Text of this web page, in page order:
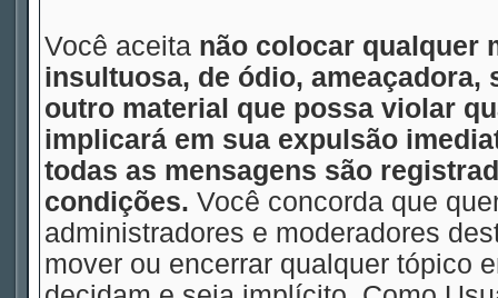
Você aceita não colocar qualquer
insultuosa, de ódio,
outro material que possa violar
implicará em sua expulsão
todas as mensagens são
condições. Você concorda que
administradores e moderadores
mover ou encerrar qualquer tópico